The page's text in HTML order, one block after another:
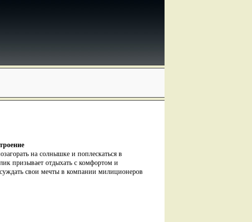
на солнышке и поплескаться в
призывает отдыхать с комфортом и
свои мечты в компании милиционеров